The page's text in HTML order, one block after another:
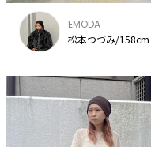
EMODA
松本つづみ/158cm